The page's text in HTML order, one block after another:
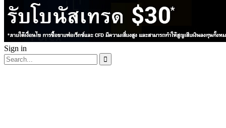
Sign in